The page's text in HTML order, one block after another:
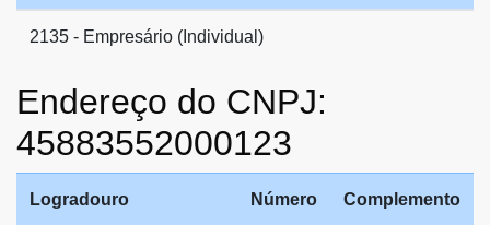
2135 - Empresário (Individual)
Endereço do CNPJ:
45883552000123
Logradouro Número Complemento